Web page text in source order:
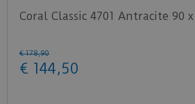
Coral Classic 4701 Antracite 90 x
€ 178,90
€ 144,50